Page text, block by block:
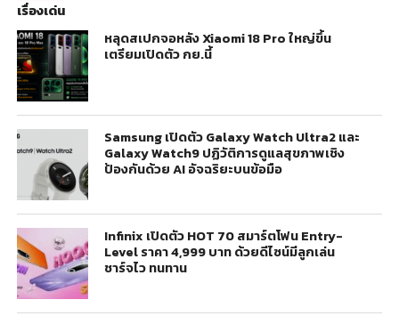
เรื่องเด่น
หลุดสเปกจอหลัง Xiaomi 18 Pro ใหญ่ขึ้น
เตรียมเปิดตัว กย.นี้
Samsung เปิดตัว Galaxy Watch Ultra2 และ
Galaxy Watch9 ปฏิวัติการดูแลสุขภาพเชิง
ป้องกันด้วย AI อัจฉริยะบนข้อมือ
Infinix เปิดตัว HOT 70 สมาร์ตโฟน Entry-
Level ราคา 4,999 บาท ด้วยดีไซน์มีลูกเล่น
ชาร์จไว ทนทาน